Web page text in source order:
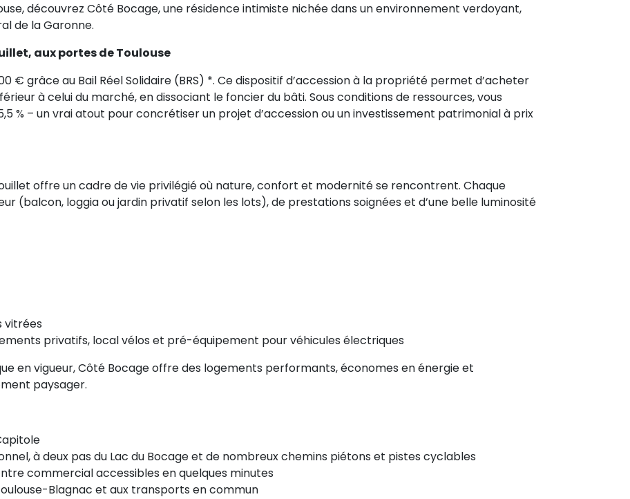
découvrez Côté Bocage, une résidence intimiste nichée dans un environnement verdoyant,
de la Garonne.
aux portes de Toulouse
€ grâce au Bail Réel Solidaire (BRS) *. Ce dispositif d’accession à la propriété permet d’acheter
à celui du marché, en dissociant le foncier du bâti. Sous conditions de ressources, vous
% – un vrai atout pour concrétiser un projet d’accession ou un investissement patrimonial à prix
offre un cadre de vie privilégié où nature, confort et modernité se rencontrent. Chaque
(balcon, loggia ou jardin privatif selon les lots), de prestations soignées et d’une belle luminosité
vitrées
privatifs, local vélos et pré-équipement pour véhicules électriques
en vigueur, Côté Bocage offre des logements performants, économes en énergie et
paysager.
à deux pas du Lac du Bocage et de nombreux chemins piétons et pistes cyclables
commercial accessibles en quelques minutes
Blagnac et aux transports en commun